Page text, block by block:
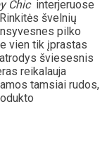
Chicinterjeruose
švelnių
pilko
vien tik įprastas
šviesesnis
reikalauja
tamsiai rudos,